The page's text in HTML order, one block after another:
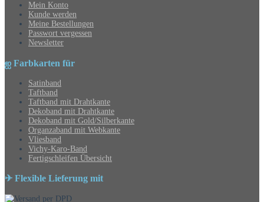
Mein Konto
Kunde werden
Meine Bestellungen
Passwort vergessen
Newsletter
ஐ Farbkarten für
Satinband
Taftband
Taftband mit Drahtkante
Dekoband mit Drahtkante
Dekoband mit Gold/Silberkante
Organzaband mit Webkante
Vliesband
Vichy-Karo-Band
Fertigschleifen Übersicht
✈ Flexible Lieferung mit